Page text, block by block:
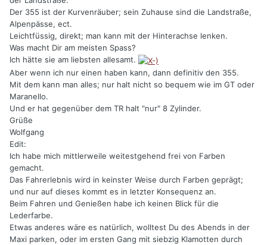
Der 355 ist der Kurvenräuber; sein Zuhause sind die Landstraße,
Alpenpässe, ect.
Leichtfüssig, direkt; man kann mit der Hinterachse lenken.
Was macht Dir am meisten Spass?
Ich hätte sie am liebsten allesamt.
Aber wenn ich nur einen haben kann, dann definitiv den 355.
Mit dem kann man alles; nur halt nicht so bequem wie im GT oder
Maranello.
Und er hat gegenüber dem TR halt "nur" 8 Zylinder.
Grüße
Wolfgang
Edit:
Ich habe mich mittlerweile weitestgehend frei von Farben
gemacht.
Das Fahrerlebnis wird in keinster Weise durch Farben geprägt;
und nur auf dieses kommt es in letzter Konsequenz an.
Beim Fahren und Genießen habe ich keinen Blick für die
Lederfarbe.
Etwas anderes wäre es natürlich, wolltest Du des Abends in der
Maxi parken, oder im ersten Gang mit siebzig Klamotten durch